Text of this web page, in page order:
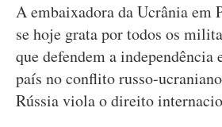
A embaixadora da Ucrânia em
se hoje grata por todos os
que defendem a independência
país no conflito russo-
Rússia viola o direito